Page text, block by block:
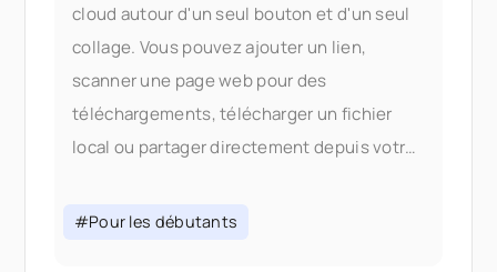
cloud autour d'un seul bouton et d'un seul
collage. Vous pouvez ajouter un lien,
scanner une page web pour des
téléchargements, télécharger un fichier
local ou partager directement depuis votre
Pourquoi nous avons changé le processus
#Pour les débutants